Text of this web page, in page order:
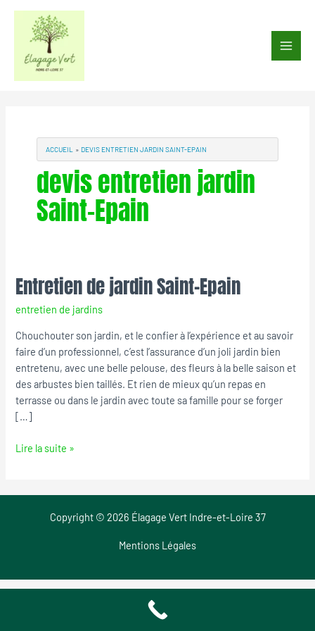
Aller
contenu
Main
ACCUEIL DEVIS ENTRETIEN JARDIN SAINT-EPAIN
devis entretien jardin
Saint-Epain
Entretien de jardin Saint-Epain
entretien de jardins
Chouchouter son jardin, et le confier à l’expérience et au savoir
faire d’un professionnel, c’est l’assurance d’un joli jardin bien
entretenu, avec une belle pelouse, des fleurs à la belle saison et
des arbustes bien taillés. Et rien de mieux qu’un repas en
terrasse ou dans le jardin avec toute sa famille pour se forger
[…]
Entretien
de
jardin
Saint-
Epain
Lire la suite »
Copyright © 2026 Élagage Vert Indre-et-Loire 37
Mentions Légales